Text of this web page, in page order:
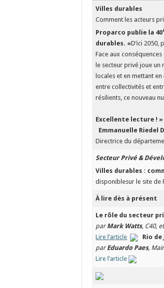
Villes durables
Comment les acteurs
Proparco publie la 40
durables. «D’ici
Face aux
le secteur privé joue
locales et en mettant
entre collectivités et
résilients, ce nouveau
Excellente lecture ! »
Emmanuelle Riedel
Directrice du
Secteur Privé &
Villes durables :
disponiblesur le site de
À lire dès à présent
Le rôle du secteur
parMark Watts, C40,
Lire l’article
Rio
parEduardo Paes,
Lire l’article